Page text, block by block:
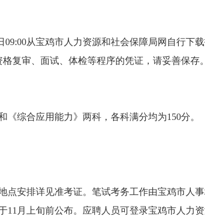
从宝鸡市人力资源和社会保障局网自行下载
复审、面试、体检等程序的凭证，请妥善保存。
《综合应用能力》两科，各科满分均为150分。
点安排详见准考证。笔试考务工作由宝鸡市人
11月上旬前公布。应聘人员可登录宝鸡市人力